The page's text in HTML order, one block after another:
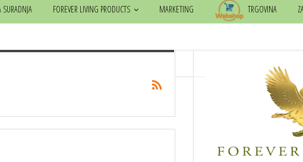
SURADNJA FOREVER LIVING PRODUCTS MARKETING TRGOVINA